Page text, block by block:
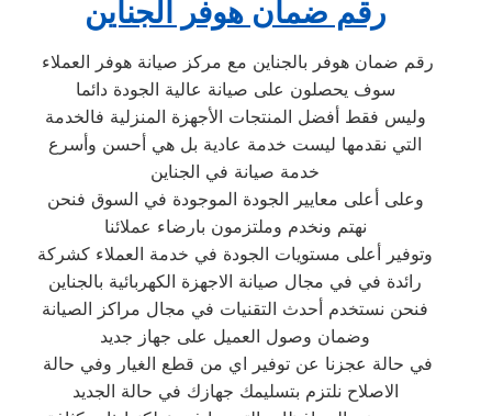
رقم ضمان هوفر الجناين
سوف يحصلون على صيانة عالية الجودة دائما
وليس فقط أفضل المنتجات الأجهزة المنزلية فالخدمة
التي نقدمها ليست خدمة عادية بل هي أحسن وأسرع
خدمة صيانة في الجناين
وعلى أعلى معايير الجودة الموجودة في السوق فنحن
نهتم ونخدم وملتزمون بارضاء عملائنا
وتوفير أعلى مستويات الجودة في خدمة العملاء كشركة
رائدة في في مجال صيانة الاجهزة الكهربائية بالجناين
فنحن نستخدم أحدث التقنيات في مجال مراكز الصيانة
وضمان وصول العميل على جهاز جديد
الاصلاح نلتزم بتسليمك جهازك في حالة الجديد